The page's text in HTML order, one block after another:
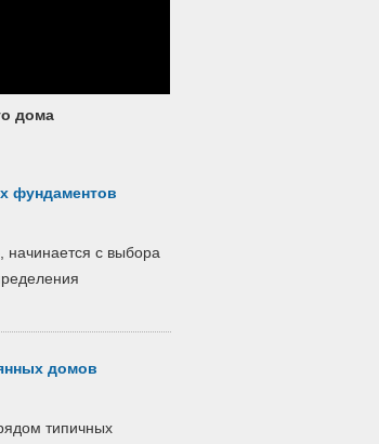
дома
фундаментов
начинается с выбора
домов
типичных